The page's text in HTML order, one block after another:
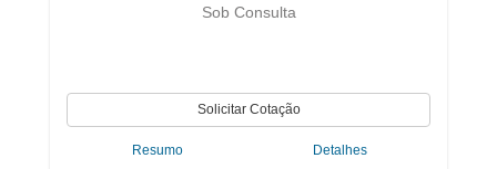
Sob Consulta
Resumo Detalhes